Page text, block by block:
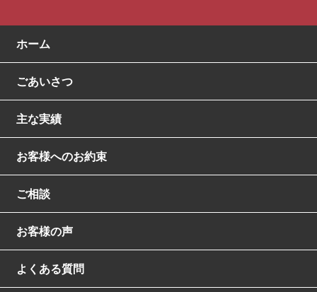
ホーム
ごあいさつ
主な実績
お客様へのお約束
ご相談
お客様の声
よくある質問